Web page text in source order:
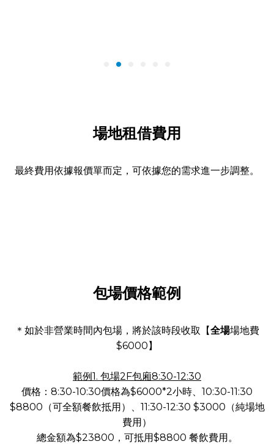
場地租借費用
最終費用依據報價單而定，可依據您的需求進一步調整。
包場價格範例
＊如於非營業時間內包場，將於該時段收取【全場場地費
$6000】
範例1. 包場2F包廂8:30-12:30
價格：8:30-10:30價格為$6000*2小時、10:30-11:30
$8800（可全額餐飲抵用）、11:30-12:30 $3000（純場地
費用）
總金額為$23800，可抵用$8800 餐飲費用。